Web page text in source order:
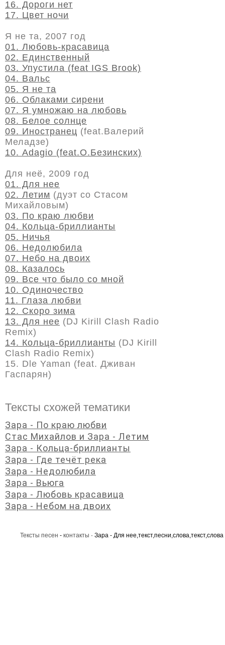
16. Дороги нет
17. Цвет ночи
Я не та, 2007 год
01. Любовь-красавица
02. Единственный
03. Упустила (feat IGS Brook)
04. Вальс
05. Я не та
06. Облаками сирени
07. Я умножаю на любовь
08. Белое солнце
09. Иностранец (feat.Валерий
Меладзе)
10. Adagio (feat.О.Безинских)
Для неё, 2009 год
01. Для нее
02. Летим (дуэт со Стасом
Михайловым)
03. По краю любви
04. Кольца-бриллианты
05. Ничья
06. Недолюбила
07. Небо на двоих
08. Казалось
09. Все что было со мной
10. Одиночество
11. Глаза любви
12. Скоро зима
13. Для нее (DJ Kirill Clash Radio
Remix)
14. Кольца-бриллианты (DJ Kirill
Clash Radio Remix)
15. Dle Yaman (feat. Дживан
Гаспарян)
Тексты схожей тематики
Зара - По краю любви
Стас Михайлов и Зара - Летим
Зара - Кольца-бриллианты
Зара - Где течёт река
Зара - Недолюбила
Зара - Вьюга
Зара - Любовь красавица
Зара - Небом на двоих
Тексты песен - контакты · Зара - Для